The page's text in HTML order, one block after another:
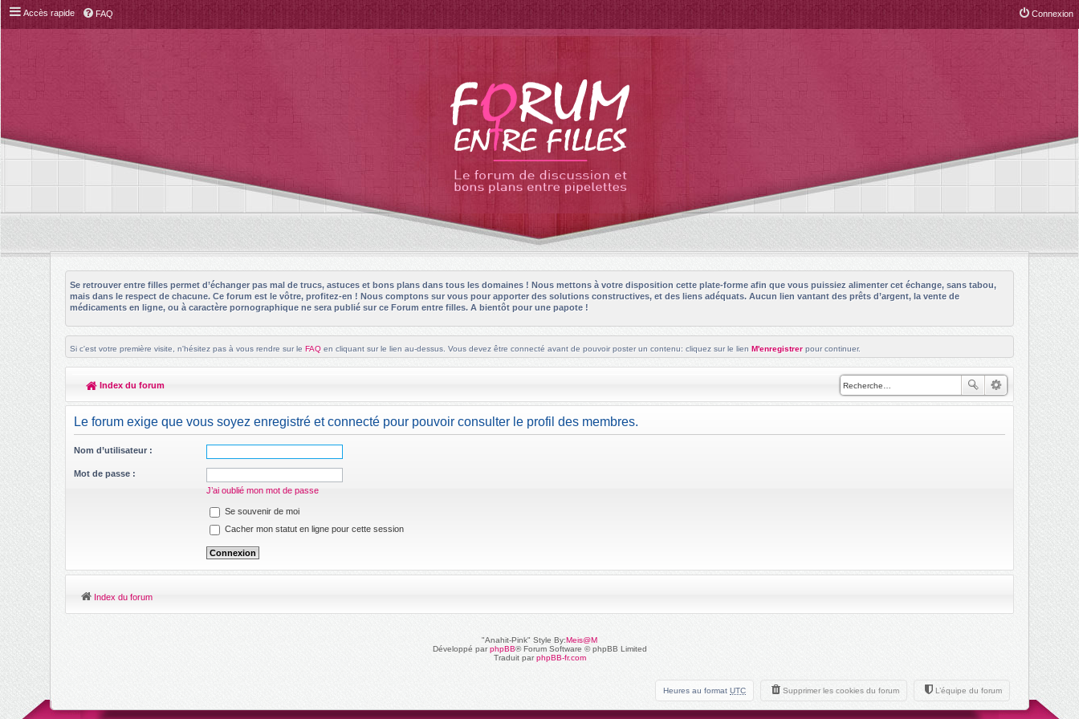
Accès rapide FAQ Connexion
Se retrouver entre filles permet d’échanger pas mal de trucs, astuces et bons plans dans tous les domaines ! Nous mettons à votre disposition cette plate-forme afin que vous puissiez alimenter cet échange, sans tabou,
mais dans le respect de chacune. Ce forum est le vôtre, profitez-en ! Nous comptons sur vous pour apporter des solutions constructives, et des liens adéquats. Aucun lien vantant des prêts d’argent, la vente de
médicaments en ligne, ou à caractère pornographique ne sera publié sur ce Forum entre filles. A bientôt pour une papote !
Si c'est votre première visite, n'hésitez pas à vous rendre sur le FAQ en cliquant sur le lien au-dessus. Vous devez être connecté avant de pouvoir poster un contenu: cliquez sur le lien M'enregistrer pour continuer.
Index du forum
Le forum exige que vous soyez enregistré et connecté pour pouvoir consulter le profil des membres.
Nom d’utilisateur :
Mot de passe :
J’ai oublié mon mot de passe
Se souvenir de moi
Cacher mon statut en ligne pour cette session
Index du forum
"Anahit-Pink" Style By:Meis@M
Développé parphpBB® Forum Software © phpBB Limited
Traduit parphpBB-fr.com
Heures au format UTC Supprimer les cookies du forum L’équipe du forum